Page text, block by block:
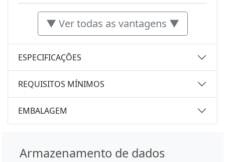
▼ Ver todas as vantagens ▼
ESPECIFICAÇÕES
REQUISITOS MÍNIMOS
EMBALAGEM
Armazenamento de dados